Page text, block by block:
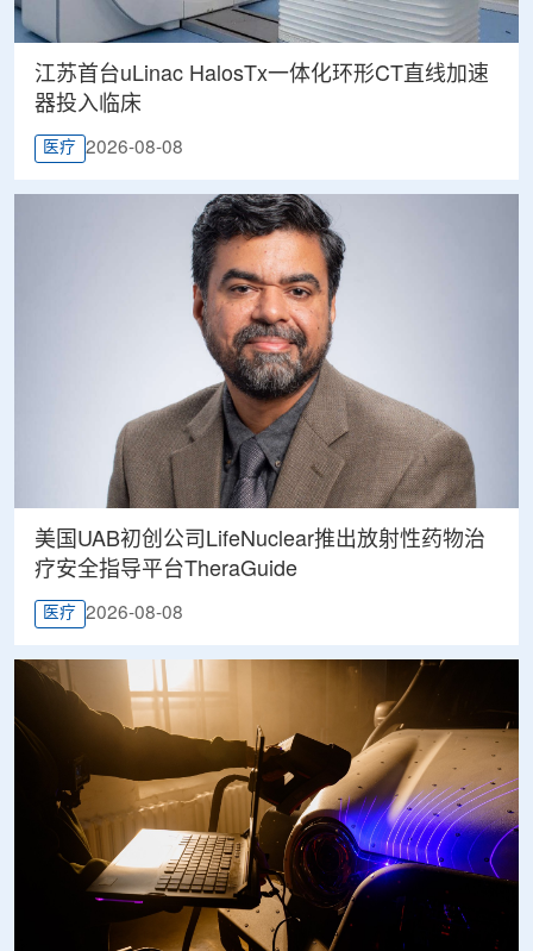
江苏首台uLinac HalosTx一体化环形CT直线加速
器投入临床
医疗 2026-08-08
美国UAB初创公司LifeNuclear推出放射性药物治
疗安全指导平台TheraGuide
医疗 2026-08-08